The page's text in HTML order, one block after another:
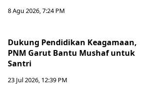
8 Agu 2026, 7:24 PM
Dukung Pendidikan Keagamaan,
PNM Garut Bantu Mushaf untuk
Santri
23 Jul 2026, 12:39 PM